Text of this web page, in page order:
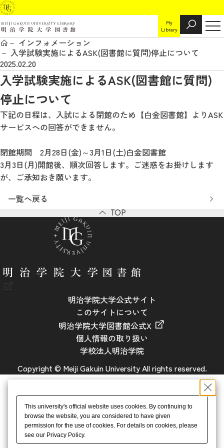
My
Library
インフォメーション
入学試験実施によるASK(図書館に質問)停止について
2025.02.20
入学試験実施によるASK(図書館に質問)
停止について
下記の日程は、入試による閉館のため【白金図書館】よりASK
サービスへの回答ができません。
閉館期間 2月28日(金)～3月1日(土)白金図書館
3月3日(月)開館後、順次回答します。ご迷惑をお掛けします
が、ご承知おき願います。
一覧へ戻る
TOP
明治学院大学公式サイト
このサイトについて
明治学院大学図書館公式X
個人情報の取り扱い
学校法人明治学院
Copyright © Meiji Gakuin University All rights reserved.
This university's official website uses cookies. By continuing to
browse the website, you are considered to have given
permission for the use of cookies. For details on cookies, please
see our Privacy Policy.